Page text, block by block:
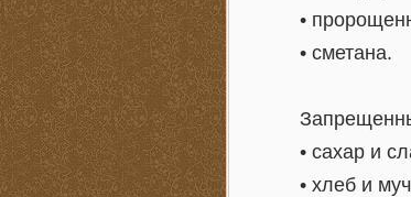
•
• сметана.
• сахар и
• хлеб и